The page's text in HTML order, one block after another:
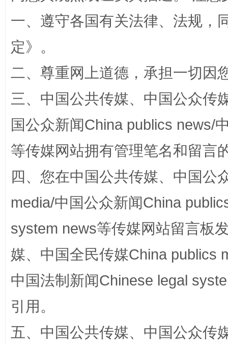
镜头丨大暑三秋近 山西：
如何以同查同治破解风腐交织难题 养老服
一、遵守各国有关法律、法规，
定》。
二、尊重网上道德，承担一切因
三、中国公共传媒、中国公众传
国公众新闻China publics news/
等传媒网站拥有管理笔名和留言
四、您在中国公共传媒、中国公
media/中国公众新闻China
system news等传媒网站留言板
媒、中国全民传媒China publics
中国法制新闻Chinese legal
引用。
五、中国公共传媒、中国公众传